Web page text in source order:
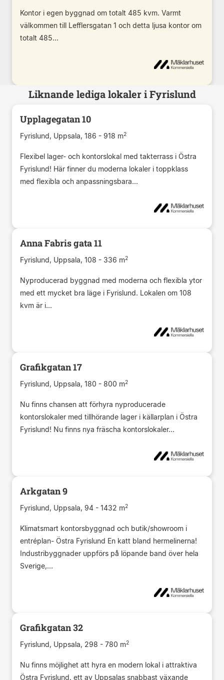
Kontor i egen byggnad om totalt 485 kvm. Varmt
välkommen till Lefflersgatan 1 och detta ljusa kontor om
totalt 485...
Liknande lediga lokaler i Fyrislund
Upplagegatan 10
Fyrislund, Uppsala, 186 - 918 m2
Flexibel lager- och kontorslokal med takterrass i Östra
Fyrislund! Här finner du moderna lokaler i toppklass
med flexibla och anpassningsbara...
Anna Fabris gata 11
Fyrislund, Uppsala, 108 - 336 m2
Nyproducerad byggnad med moderna och flexibla ytor
med ett mycket bra läge i Fyrislund. Lokalen om 108
kvm är i...
Grafikgatan 17
Fyrislund, Uppsala, 180 - 800 m2
Nu finns chansen att förhyra nyproducerade
kontorslokaler med tillhörande lager i källarplan i Östra
Fyrislund! Nu finns nya fräscha kontorslokaler...
Arkgatan 9
Fyrislund, Uppsala, 94 - 1432 m2
Klimatsmart kontorsbyggnad och butik/showroom i
entréplan- Östra Fyrislund En katt bland hermelinerna!
Industribyggnader uppförs på löpande band över hela
Sverige,...
Grafikgatan 32
Fyrislund, Uppsala, 298 - 780 m2
Nu finns möjlighet att hyra en modern lokal i attraktiva
Östra Fyrislund, ett av Uppsalas snabbast växande